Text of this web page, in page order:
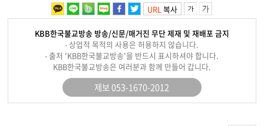
URL복사
KBB한국불교방송 방송/신문/매거진 무단 제재 및 재배포 금지
- 상업적 목적의 사용은 허용하지 않습니다.
- 출처 'KBB한국불교방송'을 반드시 표시하셔야 합니다.
KBB한국불교방송은 여러분과 함께 만들어 갑니다.
제보 053-1670-2012